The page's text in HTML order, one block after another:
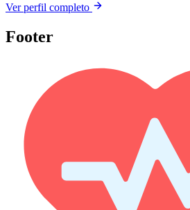
Ver perfil completo
Footer